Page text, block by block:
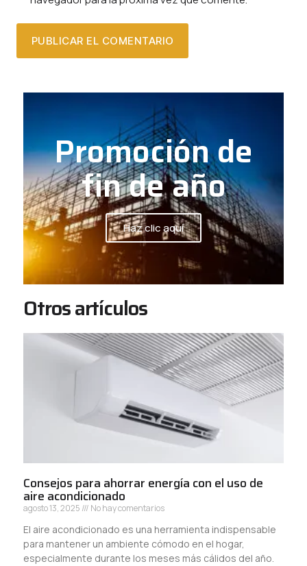
Promoción de
fin de año
Haz clic aquí
Otros artículos
Consejos para ahorrar energía con el uso de
aire acondicionado
agosto 13, 2025 No hay comentarios
El aire acondicionado es una herramienta indispensable
para mantener un ambiente cómodo en el hogar,
especialmente durante los meses más cálidos del año.